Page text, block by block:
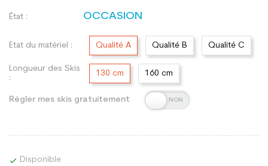
État : OCCASION
Etat du matériel : Qualité A Qualité B Qualité C
Longueur des Skis
:
130 cm 160 cm
Régler mes skis gratuitement
 Disponible